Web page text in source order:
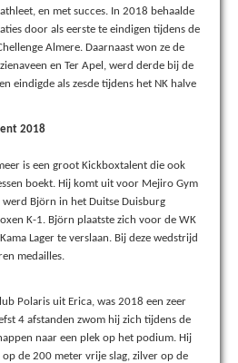
en met succes. In 2018 behaalde
door als eerste te eindigen tijdens de
Almere. Daarnaast won ze de
en Ter Apel, werd derde bij de
eindigde als zesde tijdens het NK halve
2018
is een groot Kickboxtalent die ook
boekt. Hij komt uit voor Mejiro Gym
Björn in het Duitse Duisburg
K-1. Björn plaatste zich voor de WK
Lager te verslaan. Bij deze wedstrijd
medailles.
Polaris uit Erica, was 2018 een zeer
4 afstanden zwom hij zich tijdens de
naar een plek op het podium. Hij
de 200 meter vrije slag, zilver op de